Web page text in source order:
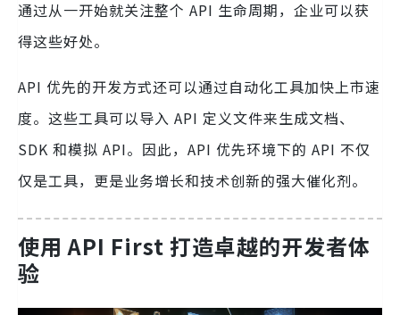
通过从一开始就关注整个 API 生命周期，企业可以获
得这些好处。
API 优先的开发方式还可以通过自动化工具加快上市速
度。这些工具可以导入 API 定义文件来生成文档、
SDK 和模拟 API。因此，API 优先环境下的 API 不仅
仅是工具，更是业务增长和技术创新的强大催化剂。
使用 API First 打造卓越的开发者体
验